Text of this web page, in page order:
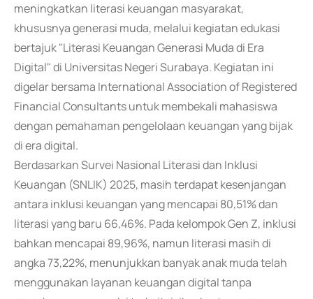
meningkatkan literasi keuangan masyarakat,
khususnya generasi muda, melalui kegiatan edukasi
bertajuk "Literasi Keuangan Generasi Muda di Era
Digital" di Universitas Negeri Surabaya. Kegiatan ini
digelar bersama International Association of Registered
Financial Consultants untuk membekali mahasiswa
dengan pemahaman pengelolaan keuangan yang bijak
di era digital.
Berdasarkan Survei Nasional Literasi dan Inklusi
Keuangan (SNLIK) 2025, masih terdapat kesenjangan
antara inklusi keuangan yang mencapai 80,51% dan
literasi yang baru 66,46%. Pada kelompok Gen Z, inklusi
bahkan mencapai 89,96%, namun literasi masih di
angka 73,22%, menunjukkan banyak anak muda telah
menggunakan layanan keuangan digital tanpa